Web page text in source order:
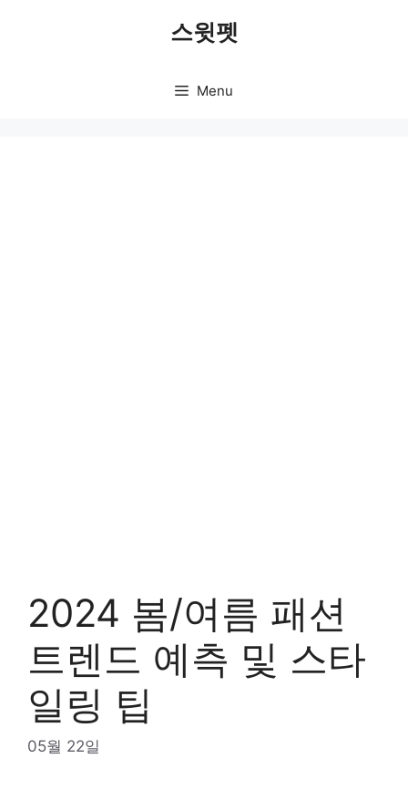
스윗펫
Menu
2024 봄/여름 패션
트렌드 예측 및 스타
일링 팁
05월 22일